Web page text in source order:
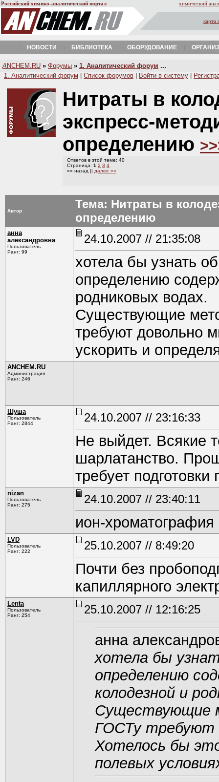
Российский химико-аналитический портал химический
карта
НОВОСТИ БИБЛИОТЕКА ОБОРУДОВАНИЕ
A NCHEM.RU » Форумы » 1. Аналитический форум ...
1. Аналитический форум
Список форумов Войти в систему
Нитраты в
экспресс-
определению
Ответов в этой теме: 40
Страница: 1 2 3 4
«« назад || далее »»
Автор
Тема: Нитраты в
определению
анна
александровна
Пользователь
Ранг: 99
24.10.2007 // 21:35:08
хотела бы узнать
определению
родниковых водах.
Существующие
требуют довольно
ускорить и
ANCHEM.RU
Администрация
Ранг: 246
Шуша
Пользователь
Ранг: 2844
24.10.2007 // 23:16:33
Не выйдет. Всякие
шарлатанство.
требует
nizan
Пользователь
Ранг: 275
24.10.2007 // 23:40:11
ион-
LVD
Пользователь
Ранг: 222
25.10.2007 // 8:49:20
Почти без
капиллярного
Lenta
Пользователь
Ранг: 254
25.10.2007 // 12:16:25
анна
хотела бы
определению
колодезной и
Существующие
ГОСТу требуют
Хотелось бы
полевых